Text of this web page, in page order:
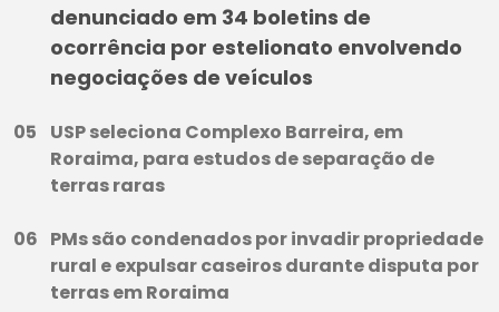
denunciado em 34 boletins de
ocorrência por estelionato envolvendo
negociações de veículos
USP seleciona Complexo Barreira, em
Roraima, para estudos de separação de
terras raras
PMs são condenados por invadir propriedade
rural e expulsar caseiros durante disputa por
terras em Roraima